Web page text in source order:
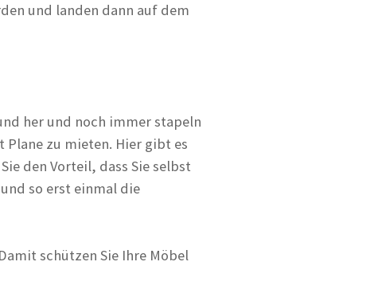
und landen dann auf dem
her und noch immer stapeln
Plane zu mieten. Hier gibt es
den Vorteil, dass Sie selbst
so erst einmal die
schützen Sie Ihre Möbel